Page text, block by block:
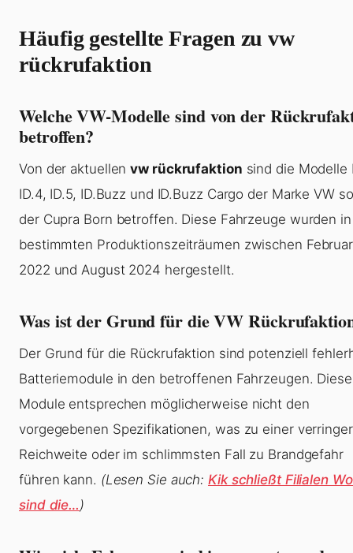
Häufig gestellte Fragen zu vw
rückrufaktion
Welche VW-Modelle sind von der
betroffen?
Von der aktuellenvw rückrufaktion sind die Modelle
ID.4, ID.5, ID.Buzz und ID.Buzz Cargo der Marke VW
der Cupra Born betroffen. Diese Fahrzeuge wurden in
bestimmten Produktionszeiträumen zwischen Februar
2022 und August 2024 hergestellt.
Was ist der Grund für die VW
Der Grund für die Rückrufaktion sind potenziell
Batteriemodule in den betroffenen Fahrzeugen. Diese
Module entsprechen möglicherweise nicht den
vorgegebenen Spezifikationen, was zu einer
Reichweite oder im schlimmsten Fall zu Brandgefahr
führen kann. (Lesen Sie auch:Kik schließt Filialen
sind die… )